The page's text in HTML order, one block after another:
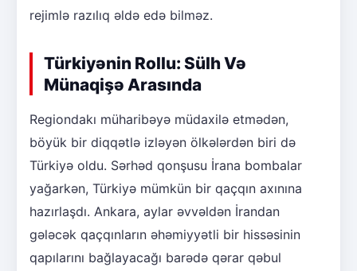
rejimlə razılıq əldə edə bilməz.
Türkiyənin Rollu: Sülh Və
Münaqişə Arasında
Regiondakı müharibəyə müdaxilə etmədən,
böyük bir diqqətlə izləyən ölkələrdən biri də
Türkiyə oldu. Sərhəd qonşusu İrana bombalar
yağarkən, Türkiyə mümkün bir qaçqın axınına
hazırlaşdı. Ankara, aylar əvvəldən İrandan
gələcək qaçqınların əhəmiyyətli bir hissəsinin
qapılarını bağlayacağı barədə qərar qəbul